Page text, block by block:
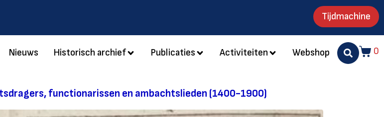
Tijdmachine
Nieuws Historisch archief Publicaties Activiteiten Webshop 0
functionarissen en ambachtslieden (1400-1900)